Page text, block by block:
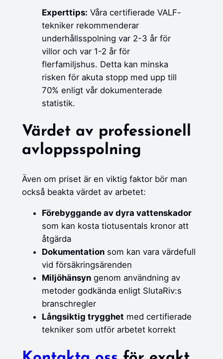
Experttips: Våra certifierade VALF-
tekniker rekommenderar
underhållsspolning var 2-3 år för
villor och var 1-2 år för
flerfamiljshus. Detta kan minska
risken för akuta stopp med upp till
70% enligt vår dokumenterade
statistik.
Värdet av professionell
avloppsspolning
Även om priset är en viktig faktor bör man
också beakta värdet av arbetet:
Förebyggande av dyra vattenskador
som kan kosta tiotusentals kronor att
åtgärda
Dokumentationsom kan vara värdefull
vid försäkringsärenden
Miljöhänsyngenom användning av
metoder godkända enligt SlutaRiv:s
branschregler
Långsiktig trygghet med certifierade
tekniker som utför arbetet korrekt